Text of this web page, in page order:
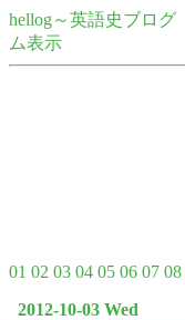
hellog～英語史ブログ
ム表示
01 02 03 04 05 06 07 08
2012-10-03 Wed